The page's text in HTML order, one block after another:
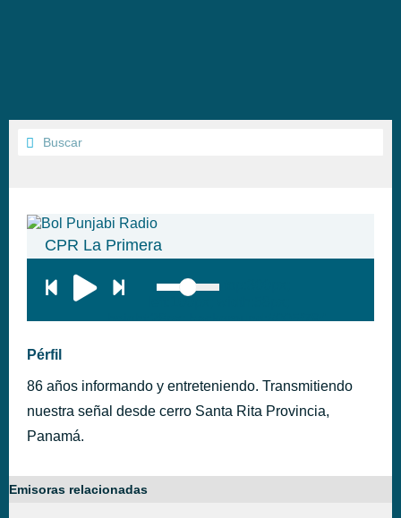
CPR La Primera
height:28px; background:#005f79;'
Pérfil
86 años informando y entreteniendo. Transmitiendo
nuestra señal desde cerro Santa Rita Provincia,
Panamá.
Emisoras relacionadas